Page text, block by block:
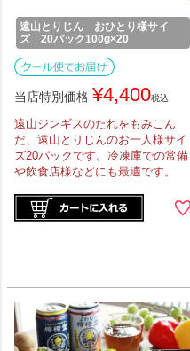
遠山とりじん おひとり様サイ
ズ 20パック100g×20
当店特別価格 ¥4,400税込
遠山ジンギスのたれをもみこん
だ、遠山とりじんのお一人様サイ
ズ20パックです。冷凍庫での常備
や飲食店様などにも最適です。